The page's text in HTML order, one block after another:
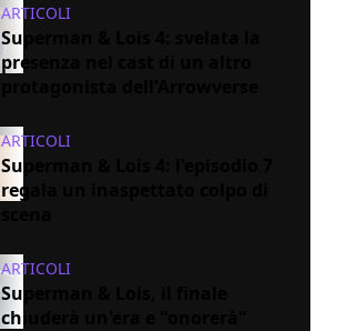
ARTICOLI
Superman & Lois 4: svelata la
presenza nel cast di un altro
ARTICOLI
Superman & Lois 4: l'episodio 7
regala un inaspettato colpo di
ARTICOLI
Superman & Lois, il finale
chiuderà un'era e "onorerà"